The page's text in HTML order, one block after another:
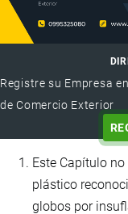
Registre su Empresa
de Comercio Exterior
Este Capítulo
plástico
globos por